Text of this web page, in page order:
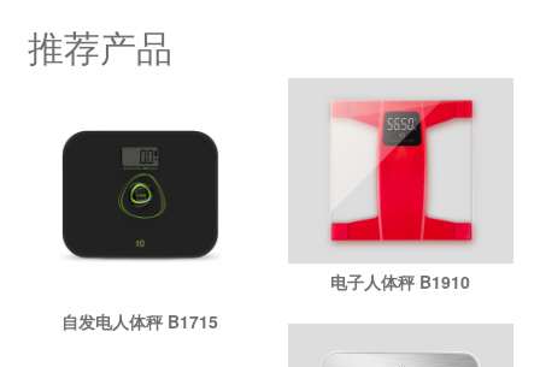
推荐产品
自发电人体秤 B1715
电子人体秤 B1910